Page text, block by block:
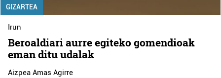
GIZARTEA
Irun
Beroaldiari aurre egiteko gomendioak
eman ditu udalak
Aizpea Amas Agirre